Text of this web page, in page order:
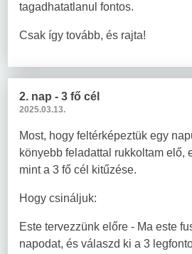
tagadhatatlanul fontos.
Csak így tovább, és rajta!
2. nap - 3 fő cél
2025.03.13.
Most, hogy feltérképeztük egy
könyebb feladattal rukkoltam elő,
mint a 3 fő cél kitűzése.
Hogy csináljuk:
Este tervezzünk előre - Ma este
napodat, és válaszd ki a 3